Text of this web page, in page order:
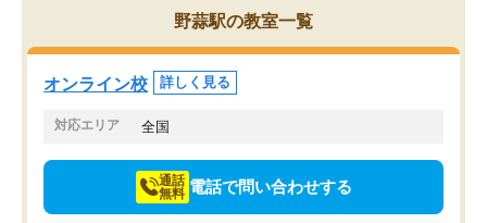
を的確に指導いただき、子どももびっ
くりするほど楽しんでやる気を持って
塾を受けています。狙い通り、少しず
つ成績も上がり、苦手意識も無くなっ
てきたので、さらに苦手な数学も追加
でお願いしました。来年の高校受験に
野蒜駅の教室一覧
オンライン校 詳しく見る
対応エリア 全国
通話
無料 電話で問い合わせする